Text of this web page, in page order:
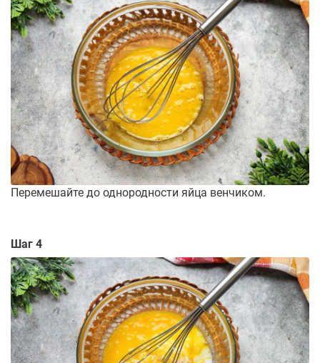
Перемешайте до однородности яйца венчиком.
Шаг 4